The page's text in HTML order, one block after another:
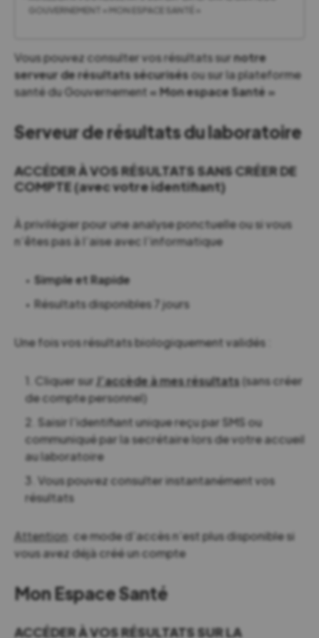
GOUVERNEMENT « MON ESPACE SANTÉ »
Vous pouvez consulter vos résultats surnotre
serveur de résultats sécurisésou sur la plateforme
santé du Gouvernement « Mon espace Santé »
Serveur de résultats du laboratoire
ACCÉDER À VOS RÉSULTATS SANS CRÉER DE
COMPTE (avec votre identifiant)
À privilégier pour une analyse ponctuelle ou si vous
n’êtes pas à l’aise avec l’informatique
Simple et Rapide
Résultats disponibles 7 jours
Une fois vos résultats biologiquement validés :
Cliquer surJ’accède à mes résultats(sans créer
de compte personnel)
Saisir l’identifiant unique reçu par SMS ou
communiqué par la secrétaire lors de votre accueil
au laboratoire
Vous pouvez consulter instantanément vos
résultats
Attention : ce mode d’accès n’est plus disponible si
vous avez déjà créé un compte
Mon Espace Santé
ACCÉDER À VOS RÉSULTATS SUR LA